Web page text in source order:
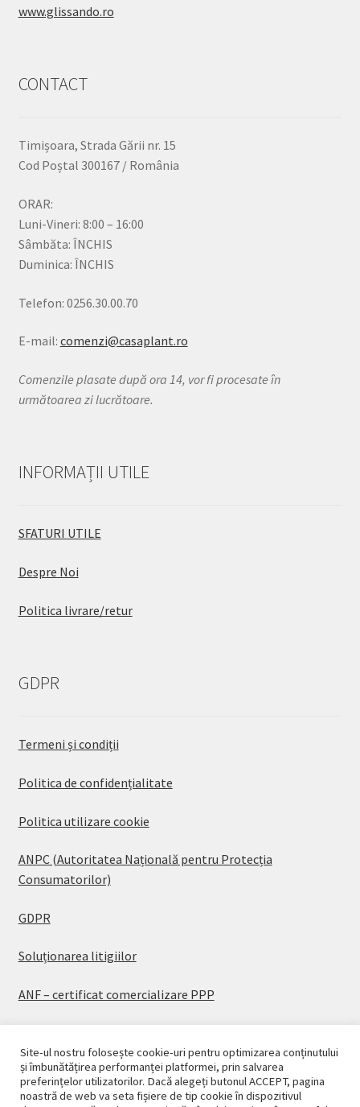
www.glissando.ro
CONTACT
Timișoara, Strada Gării nr. 15
Cod Poștal 300167 / România
ORAR:
Luni-Vineri: 8:00 – 16:00
Sâmbăta: ÎNCHIS
Duminica: ÎNCHIS
Telefon: 0256.30.00.70
E-mail: comenzi@casaplant.ro
Comenzile plasate după ora 14, vor fi procesate în
următoarea zi lucrătoare.
INFORMAȚII UTILE
SFATURI UTILE
Despre Noi
Politica livrare/retur
GDPR
Termeni și condiții
Politica de confidențialitate
Politica utilizare cookie
ANPC (Autoritatea Națională pentru Protecția
Consumatorilor)
GDPR
Soluționarea litigiilor
ANF – certificat comercializare PPP
© CASAPLANT 2026
Site-ul nostru folosește cookie-uri pentru optimizarea conținutului
și îmbunătățirea performanței platformei, prin salvarea
preferințelor utilizatorilor. Dacă alegeți butonul ACCEPT, pagina
noastră de web va seta fișiere de tip cookie în dispozitivul